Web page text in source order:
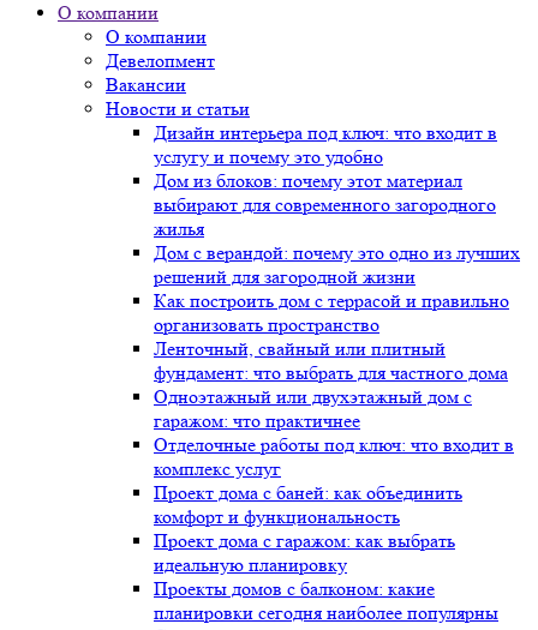
О компании
О компании
Девелопмент
Вакансии
Новости и статьи
Дизайн интерьера под ключ: что входит в
услугу и почему это удобно
Дом из блоков: почему этот материал
выбирают для современного загородного
жилья
Дом с верандой: почему это одно из лучших
решений для загородной жизни
Как построить дом с террасой и правильно
организовать пространство
Ленточный, свайный или плитный
фундамент: что выбрать для частного дома
Одноэтажный или двухэтажный дом с
гаражом: что практичнее
Отделочные работы под ключ: что входит в
комплекс услуг
Проект дома с баней: как объединить
комфорт и функциональность
Проект дома с гаражом: как выбрать
идеальную планировку
Проекты домов с балконом: какие
планировки сегодня наиболее популярны